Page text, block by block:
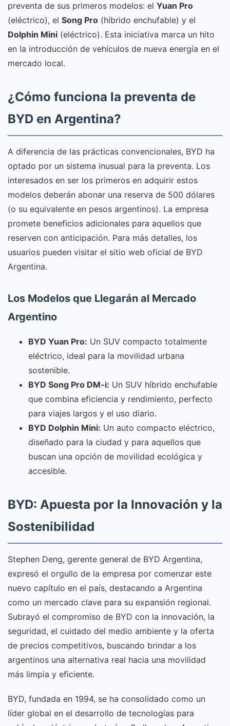
preventa de sus primeros modelos: el Yuan Pro
(eléctrico), el Song Pro (híbrido enchufable) y el
Dolphin Mini (eléctrico). Esta iniciativa marca un hito
en la introducción de vehículos de nueva energía en el
mercado local.
¿Cómo funciona la preventa de
BYD en Argentina?
A diferencia de las prácticas convencionales, BYD ha
optado por un sistema inusual para la preventa. Los
interesados en ser los primeros en adquirir estos
modelos deberán abonar una reserva de 500 dólares
(o su equivalente en pesos argentinos). La empresa
promete beneficios adicionales para aquellos que
reserven con anticipación. Para más detalles, los
usuarios pueden visitar el sitio web oficial de BYD
Argentina.
Los Modelos que Llegarán al Mercado
Argentino
BYD Yuan Pro: Un SUV compacto totalmente
eléctrico, ideal para la movilidad urbana
sostenible.
BYD Song Pro DM-i: Un SUV híbrido enchufable
que combina eficiencia y rendimiento, perfecto
para viajes largos y el uso diario.
BYD Dolphin Mini: Un auto compacto eléctrico,
diseñado para la ciudad y para aquellos que
buscan una opción de movilidad ecológica y
accesible.
BYD: Apuesta por la Innovación y la
Sostenibilidad
Stephen Deng, gerente general de BYD Argentina,
expresó el orgullo de la empresa por comenzar este
nuevo capítulo en el país, destacando a Argentina
como un mercado clave para su expansión regional.
Subrayó el compromiso de BYD con la innovación, la
seguridad, el cuidado del medio ambiente y la oferta
de precios competitivos, buscando brindar a los
argentinos una alternativa real hacia una movilidad
más limpia y eficiente.
BYD, fundada en 1994, se ha consolidado como un
líder global en el desarrollo de tecnologías para